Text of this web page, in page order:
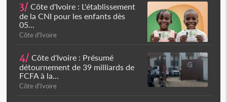
3/ Côte d'Ivoire : L'établissement
de la CNI pour les enfants dès
05...
Côte d'Ivoire
4/ Côte d'Ivoire : Présumé
détournement de 39 milliards de
FCFA à la...
Côte d'Ivoire